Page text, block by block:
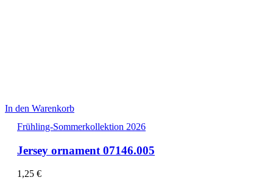
In den Warenkorb
Frühling-Sommerkollektion 2026
Jersey ornament 07146.005
1,25 €